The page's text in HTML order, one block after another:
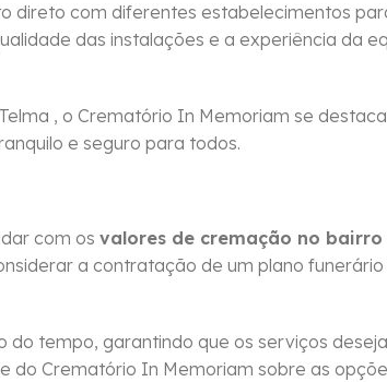
direto com diferentes estabelecimentos
das instalações e a experiência da
, o Crematório In Memoriam se
e seguro para todos.
com os valores de cremação no bairro
a contratação de um plano
do tempo, garantindo que os serviços
do Crematório In Memoriam sobre as